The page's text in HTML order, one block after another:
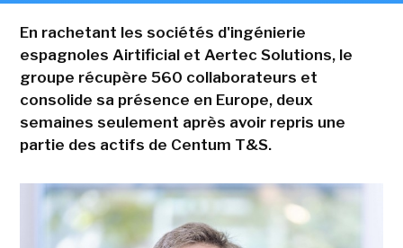
En rachetant les sociétés d'ingénierie
espagnoles Airtificial et Aertec Solutions, le
groupe récupère 560 collaborateurs et
consolide sa présence en Europe, deux
semaines seulement après avoir repris une
partie des actifs de Centum T&S.